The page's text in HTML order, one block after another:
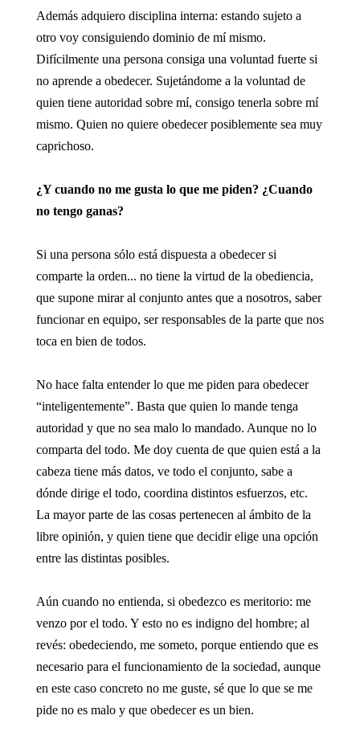
Además adquiero disciplina interna: estando sujeto a
otro voy consiguiendo dominio de mí mismo.
Difícilmente una persona consiga una voluntad fuerte si
no aprende a obedecer. Sujetándome a la voluntad de
quien tiene autoridad sobre mí, consigo tenerla sobre mí
mismo. Quien no quiere obedecer posiblemente sea muy
caprichoso.
¿Y cuando no me gusta lo que me piden? ¿Cuando
no tengo ganas?
Si una persona sólo está dispuesta a obedecer si
comparte la orden... no tiene la virtud de la obediencia,
que supone mirar al conjunto antes que a nosotros, saber
funcionar en equipo, ser responsables de la parte que nos
toca en bien de todos.
No hace falta entender lo que me piden para obedecer
“inteligentemente”. Basta que quien lo mande tenga
autoridad y que no sea malo lo mandado. Aunque no lo
comparta del todo. Me doy cuenta de que quien está a la
cabeza tiene más datos, ve todo el conjunto, sabe a
dónde dirige el todo, coordina distintos esfuerzos, etc.
La mayor parte de las cosas pertenecen al ámbito de la
libre opinión, y quien tiene que decidir elige una opción
entre las distintas posibles.
Aún cuando no entienda, si obedezco es meritorio: me
venzo por el todo. Y esto no es indigno del hombre; al
revés: obedeciendo, me someto, porque entiendo que es
necesario para el funcionamiento de la sociedad, aunque
en este caso concreto no me guste, sé que lo que se me
pide no es malo y que obedecer es un bien.